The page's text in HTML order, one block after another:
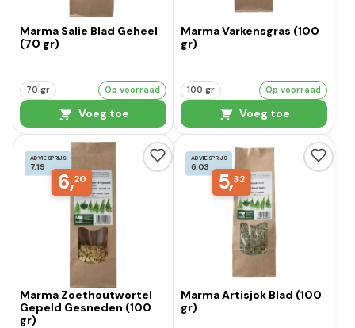
Marma Salie Blad Geheel
(70 gr)
70 gr Op voorraad
Voeg toe
Marma Varkensgras (100
gr)
100 gr Op voorraad
Voeg toe
ADVIESPRIJS
7,19
6,20
Marma Zoethoutwortel
Gepeld Gesneden (100
gr)
ADVIESPRIJS
6,03
5,32
Marma Artisjok Blad (100
gr)